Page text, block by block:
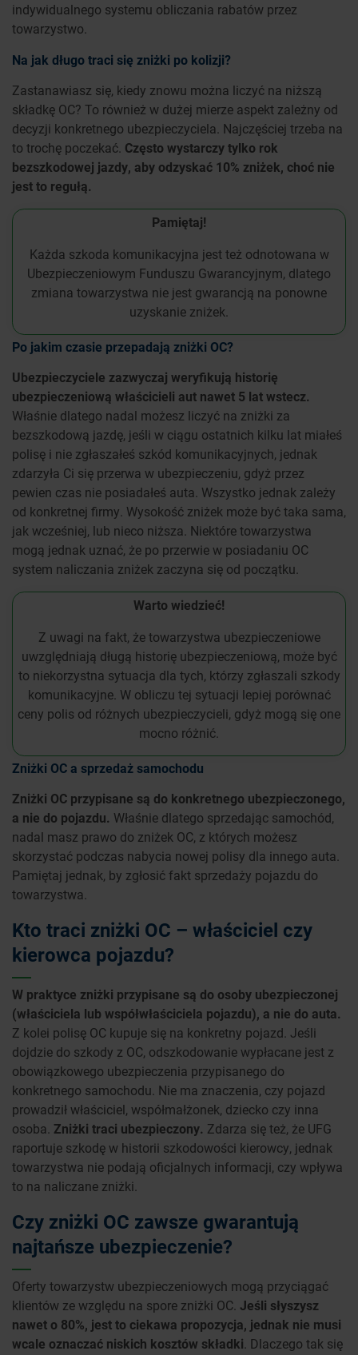
indywidualnego systemu obliczania rabatów przez
towarzystwo.
Na jak długo traci się zniżki po kolizji?
Zastanawiasz się, kiedy znowu można liczyć na niższą
składkę OC? To również w dużej mierze aspekt zależny od
decyzji konkretnego ubezpieczyciela. Najczęściej trzeba na
to trochę poczekać. Często wystarczy tylko rok
bezszkodowej jazdy, aby odzyskać 10% zniżek, choć nie
jest to regułą.
Pamiętaj!
Każda szkoda komunikacyjna jest też odnotowana w
Ubezpieczeniowym Funduszu Gwarancyjnym, dlatego
zmiana towarzystwa nie jest gwarancją na ponowne
uzyskanie zniżek.
Po jakim czasie przepadają zniżki OC?
Ubezpieczyciele zazwyczaj weryfikują historię
ubezpieczeniową właścicieli aut nawet 5 lat wstecz.
Właśnie dlatego nadal możesz liczyć na zniżki za
bezszkodową jazdę, jeśli w ciągu ostatnich kilku lat miałeś
polisę i nie zgłaszałeś szkód komunikacyjnych, jednak
zdarzyła Ci się przerwa w ubezpieczeniu, gdyż przez
pewien czas nie posiadałeś auta. Wszystko jednak zależy
od konkretnej firmy. Wysokość zniżek może być taka sama,
jak wcześniej, lub nieco niższa. Niektóre towarzystwa
mogą jednak uznać, że po przerwie w posiadaniu OC
system naliczania zniżek zaczyna się od początku.
Warto wiedzieć!
Z uwagi na fakt, że towarzystwa ubezpieczeniowe
uwzględniają długą historię ubezpieczeniową, może być
to niekorzystna sytuacja dla tych, którzy zgłaszali szkody
komunikacyjne. W obliczu tej sytuacji lepiej porównać
ceny polis od różnych ubezpieczycieli, gdyż mogą się one
mocno różnić.
Zniżki OC a sprzedaż samochodu
Zniżki OC przypisane są do konkretnego ubezpieczonego,
a nie do pojazdu. Właśnie dlatego sprzedając samochód,
nadal masz prawo do zniżek OC, z których możesz
skorzystać podczas nabycia nowej polisy dla innego auta.
Pamiętaj jednak, by zgłosić fakt sprzedaży pojazdu do
towarzystwa.
Kto traci zniżki OC – właściciel czy
kierowca pojazdu?
W praktyce zniżki przypisane są do osoby ubezpieczonej
(właściciela lub współwłaściciela pojazdu), a nie do auta.
Z kolei polisę OC kupuje się na konkretny pojazd. Jeśli
dojdzie do szkody z OC, odszkodowanie wypłacane jest z
obowiązkowego ubezpieczenia przypisanego do
konkretnego samochodu. Nie ma znaczenia, czy pojazd
prowadził właściciel, współmałżonek, dziecko czy inna
osoba. Zniżki traci ubezpieczony. Zdarza się też, że UFG
raportuje szkodę w historii szkodowości kierowcy, jednak
towarzystwa nie podają oficjalnych informacji, czy wpływa
to na naliczane zniżki.
Czy zniżki OC zawsze gwarantują
najtańsze ubezpieczenie?
Oferty towarzystw ubezpieczeniowych mogą przyciągać
klientów ze względu na spore zniżki OC. Jeśli słyszysz
nawet o 80%, jest to ciekawa propozycja, jednak nie musi
wcale oznaczać niskich kosztów składki. Dlaczego tak się